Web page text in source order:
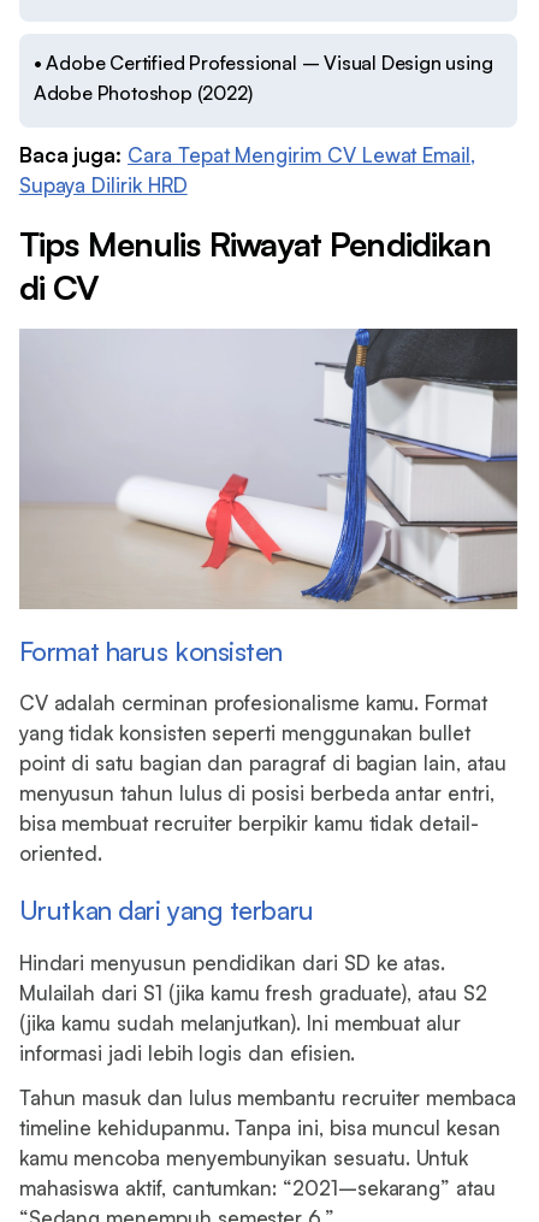
• Adobe Certified Professional – Visual Design using
Adobe Photoshop (2022)
Baca juga: Cara Tepat Mengirim CV Lewat Email,
Supaya Dilirik HRD
Tips Menulis Riwayat Pendidikan
di CV
Format harus konsisten
CV adalah cerminan profesionalisme kamu. Format
yang tidak konsisten seperti menggunakan bullet
point di satu bagian dan paragraf di bagian lain, atau
menyusun tahun lulus di posisi berbeda antar entri,
bisa membuat recruiter berpikir kamu tidak detail-
oriented.
Urutkan dari yang terbaru
Hindari menyusun pendidikan dari SD ke atas.
Mulailah dari S1 (jika kamu fresh graduate), atau S2
(jika kamu sudah melanjutkan). Ini membuat alur
informasi jadi lebih logis dan efisien.
Tahun masuk dan lulus membantu recruiter membaca
timeline kehidupanmu. Tanpa ini, bisa muncul kesan
kamu mencoba menyembunyikan sesuatu. Untuk
mahasiswa aktif, cantumkan: “2021–sekarang” atau